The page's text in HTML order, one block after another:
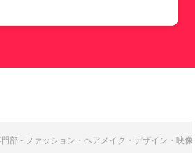
部 - ファッション・ヘアメイク・デザイン・映